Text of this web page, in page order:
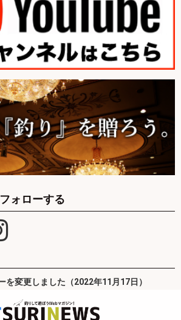
ォローする
を変更しました（2022年11月17日）